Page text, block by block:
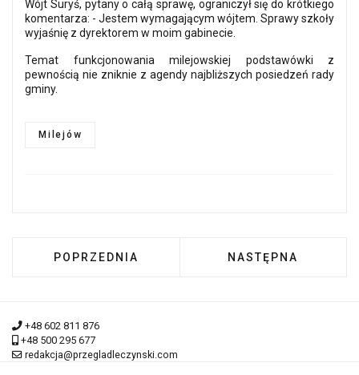
Wójt Suryś, pytany o całą sprawę, ograniczył się do krótkiego
komentarza: - Jestem wymagającym wójtem. Sprawy szkoły
wyjaśnię z dyrektorem w moim gabinecie.
Temat funkcjonowania milejowskiej podstawówki z
pewnością nie zniknie z agendy najbliższych posiedzeń rady
gminy.
Milejów
POPRZEDNIA STRONA: MILEJÓW MIASTEM? -
POPRZEDNIA NASTĘPNA
NASTĘPNA
+48 602 811 876
+48 500 295 677
redakcja@przegladleczynski.com